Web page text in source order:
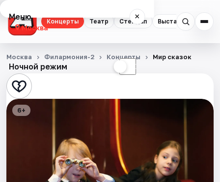
Концерты Театр Стендап Выставки
Меню ×
Москва
Концерты
Театр
Стендап
Ночной режим ☾
Москва Филармония-2 Концерты Мир сказок
6+